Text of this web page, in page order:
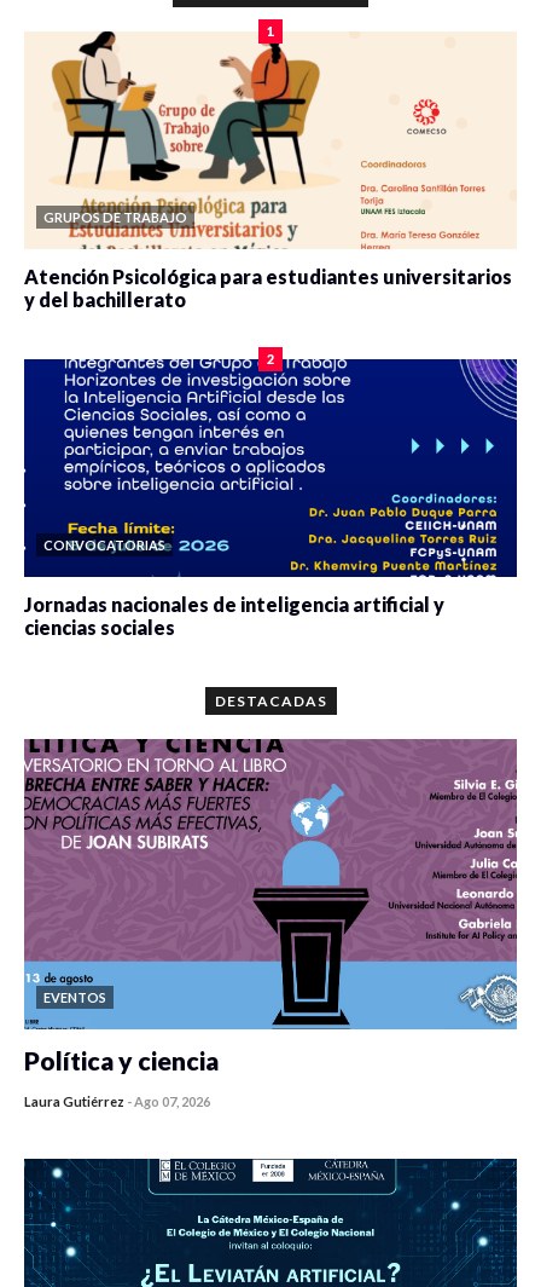
1
GRUPOS DE TRABAJO
Atención Psicológica para estudiantes universitarios
y del bachillerato
2
CONVOCATORIAS
Jornadas nacionales de inteligencia artificial y
ciencias sociales
DESTACADAS
EVENTOS
Política y ciencia
Laura Gutiérrez -Ago 07, 2026